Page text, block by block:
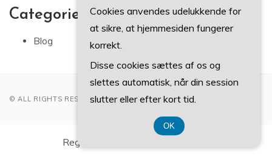
Categories
Blog
© ALL RIGHTS RESERVED 2022
Registreringsnummer 374 077 39
Cookies anvendes udelukkende for
at sikre, at hjemmesiden fungerer
korrekt.
Disse cookies sættes af os og
slettes automatisk, når din session
slutter eller efter kort tid.
OK